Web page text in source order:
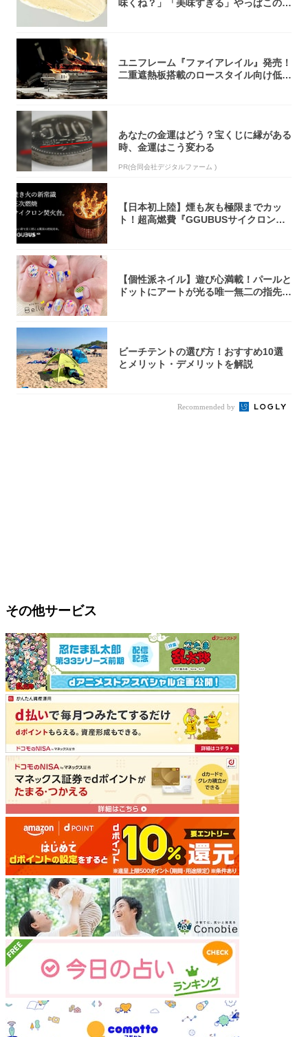
味くね？」「美味すぎる」やっぱこのク
ユニフレーム『ファイアレイル』発売！
二重遮熱板搭載のロースタイル向け低型
あなたの金運はどう？宝くじに縁がある
時、金運はこう変わる
PR(合同会社デジタルファーム )
【日本初上陸】煙も灰も極限までカッ
ト！超高燃費『GGUBUSサイクロン焚
【個性派ネイル】遊び心満載！パールと
ドットにアートが光る唯一無二の指先が
ビーチテントの選び方！おすすめ10選
とメリット・デメリットを解説
Recommended by
その他サービス